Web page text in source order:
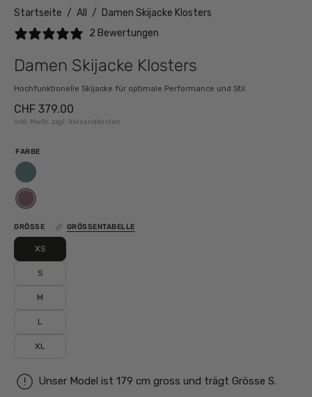
Startseite / All / Damen Skijacke Klosters
2 Bewertungen
Damen Skijacke Klosters
Hochfunktionelle Skijacke für optimale Performance und Stil.
CHF 379.00
inkl. MwSt. zzgl. Versandkosten
FARBE
cold
teal
ice
rose
GRÖSSE GRÖSSENTABELLE
XS
S
M
L
XL
Unser Model ist 179 cm gross und trägt Grösse S.